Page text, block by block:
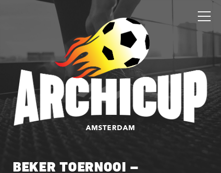
AMSTERDAM
BEKER TOERNOOI –